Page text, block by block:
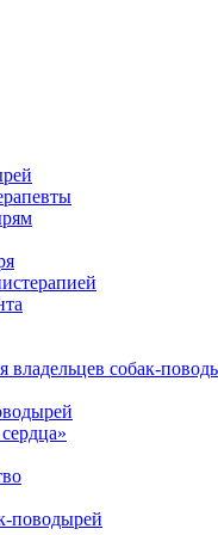
владельцев собак-
поводырей